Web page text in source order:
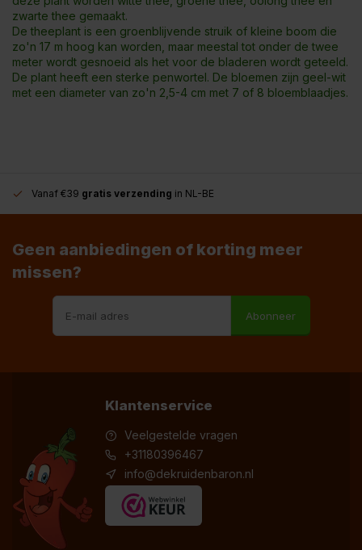
zwarte thee gemaakt.
De theeplant is een groenblijvende struik of kleine boom die
zo'n 17 m hoog kan worden, maar meestal tot onder de twee
meter wordt gesnoeid als het voor de bladeren wordt geteeld.
De plant heeft een sterke penwortel. De bloemen zijn geel-wit
met een diameter van zo'n 2,5-4 cm met 7 of 8 bloemblaadjes.
Vanaf €39 gratis verzending in NL-BE
Geen aanbiedingen of korting meer
missen?
Abonneer
Klantenservice
Veelgestelde vragen
+31180396467
info@dekruidenbaron.nl